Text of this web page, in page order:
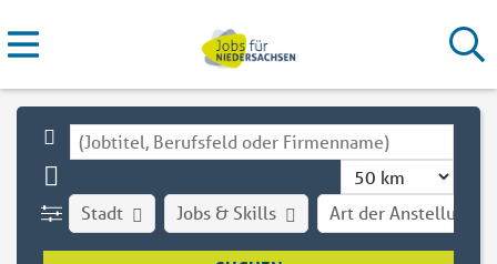
Stadt Art der Anstellung
Jobs & Skills